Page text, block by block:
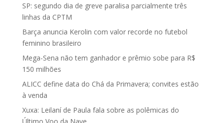
SP: segundo dia de greve paralisa parcialmente três
linhas da CPTM
Barça anuncia Kerolin com valor recorde no futebol
feminino brasileiro
Mega-Sena não tem ganhador e prêmio sobe para R$
150 milhões
ALICC define data do Chá da Primavera; convites estão
à venda
Xuxa: Leilaní de Paula fala sobre as polêmicas do